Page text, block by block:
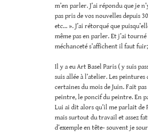
m’en parler. J’ai répondu que je
pas pris de vos nouvelles depuis
etc… ». J’ai rétorqué que
même pas en parler. Et j’ai
méchanceté s’affichent il faut
Il y a eu Art Basel Paris ( y suis
suis allée à l’atelier. Les
certaines du mois de Juin. Fait
peintre, le poncif du peintre. En
Lui ai dit alors qu’il me parlait de
mais surtout du travail et assez
d’exemple en tête- souvent je